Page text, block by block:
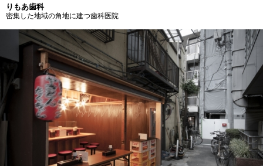
りもあ歯科
密集した地域の角地に建つ歯科医院